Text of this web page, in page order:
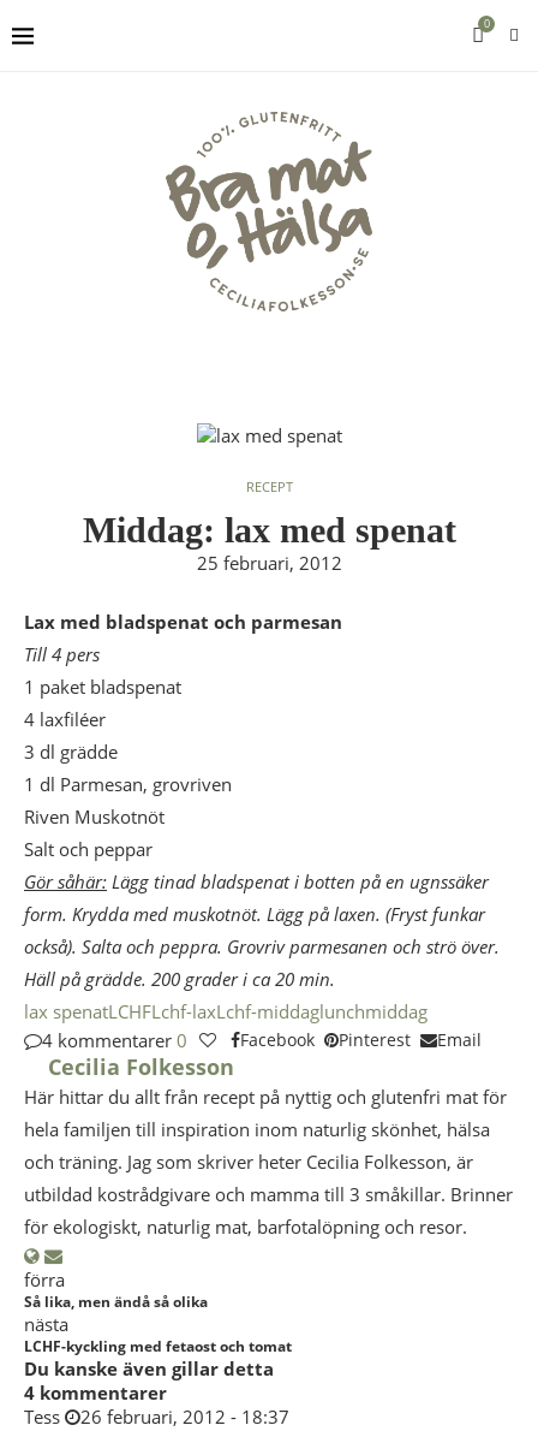
0
RECEPT
Middag: lax med spenat
25 februari, 2012
Lax med bladspenat och parmesan
Till 4 pers
1 paket bladspenat
4 laxfiléer
3 dl grädde
1 dl Parmesan, grovriven
Riven Muskotnöt
Salt och peppar
Gör såhär: Lägg tinad bladspenat i botten på en ugnssäker
form. Krydda med muskotnöt. Lägg på laxen. (Fryst funkar
också). Salta och peppra. Grovriv parmesanen och strö över.
Häll på grädde. 200 grader i ca 20 min.
lax spenatLCHFLchf-laxLchf-middaglunchmiddag
4 kommentarer 0 Facebook Pinterest Email
Cecilia Folkesson
Här hittar du allt från recept på nyttig och glutenfri mat för
hela familjen till inspiration inom naturlig skönhet, hälsa
och träning. Jag som skriver heter Cecilia Folkesson, är
utbildad kostrådgivare och mamma till 3 småkillar. Brinner
för ekologiskt, naturlig mat, barfotalöpning och resor.
förra
Så lika, men ändå så olika
nästa
LCHF-kyckling med fetaost och tomat
Du kanske även gillar detta
4 kommentarer
Tess
26 februari, 2012 - 18:37